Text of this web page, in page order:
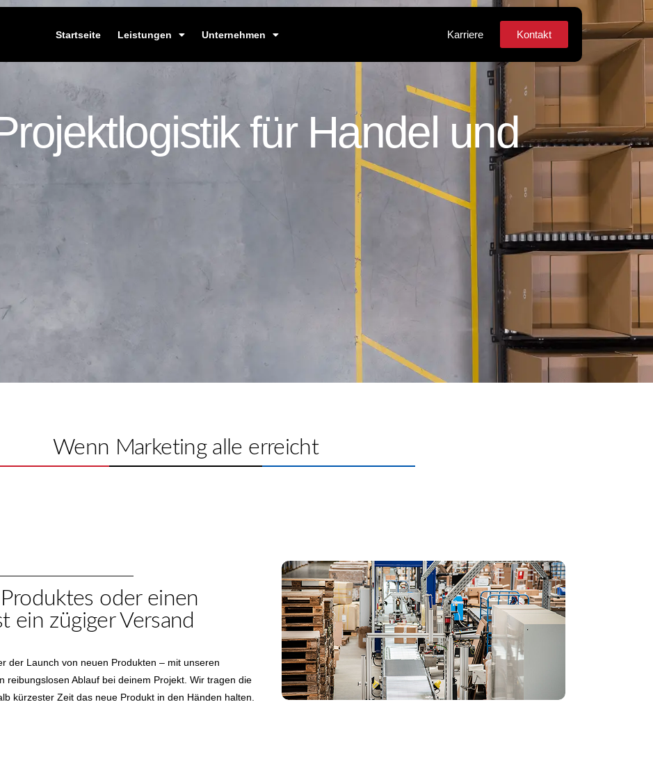
Startseite Leistungen Unternehmen Karriere Kontakt
für Handel und
Wenn Marketing alle erreicht
oder einen
ein zügiger Versand
der Launch von neuen Produkten – mit unseren
reibungslosen Ablauf bei deinem Projekt. Wir tragen die
kürzester Zeit das neue Produkt in den Händen halten.